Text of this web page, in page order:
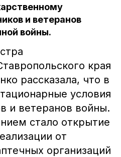
и ветеранов
войны.
края
рассказала, что в
условия
и ветеранов войны.
стало открытие
от
организаций